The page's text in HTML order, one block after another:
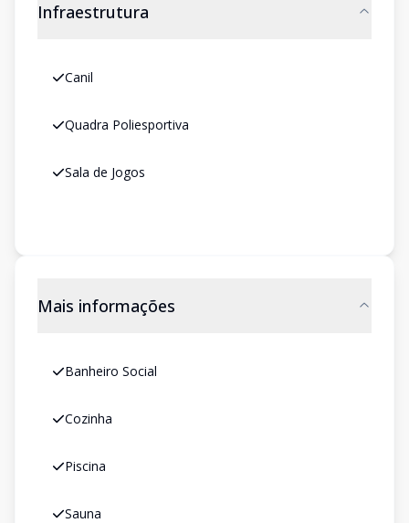
Infraestrutura
Canil
Quadra Poliesportiva
Sala de Jogos
Mais informações
Banheiro Social
Cozinha
Piscina
Sauna